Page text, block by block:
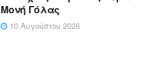
Μονή Γόλας
10 Αυγούστου 2026